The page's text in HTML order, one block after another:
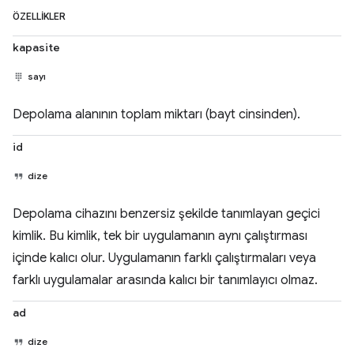
ÖZELLIKLER
kapasite
sayı
Depolama alanının toplam miktarı (bayt cinsinden).
id
dize
Depolama cihazını benzersiz şekilde tanımlayan geçici
kimlik. Bu kimlik, tek bir uygulamanın aynı çalıştırması
içinde kalıcı olur. Uygulamanın farklı çalıştırmaları veya
farklı uygulamalar arasında kalıcı bir tanımlayıcı olmaz.
ad
dize